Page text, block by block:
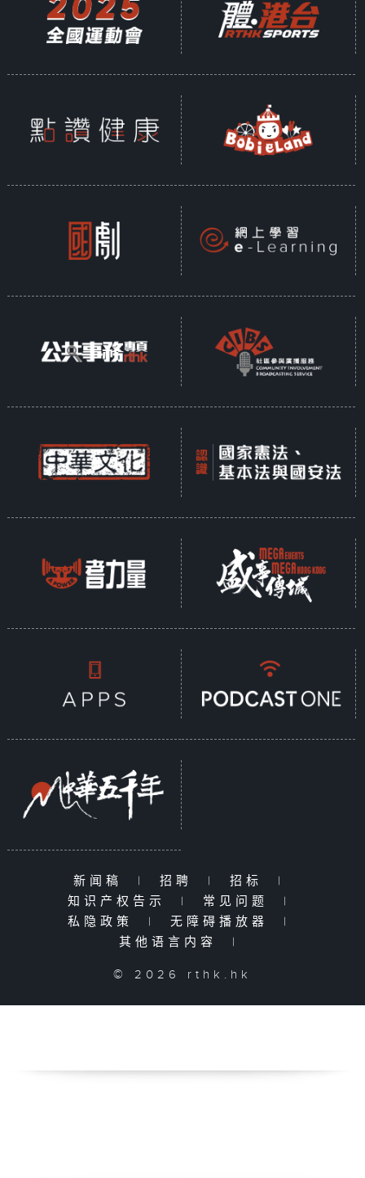
新闻稿 | 招聘 | 招标
|
知识产权告示
| 常见问题
|
私隐政策
| 无障碍播放器
|
其他语言内容
|
© 2026 rthk.hk